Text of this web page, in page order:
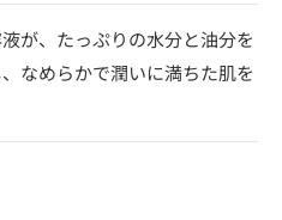
が、たっぷりの水分と油分を
なめらかで潤いに満ちた肌を